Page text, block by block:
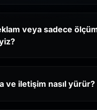
veya sadece
ve iletişim nasıl yürür?